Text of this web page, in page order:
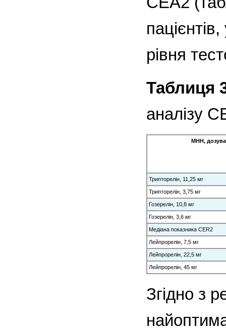
рівня
Таблиця
аналізу
МНН,
Трипторелін, 11,25 мг
Трипторелін, 3,75 мг
Гозерелін, 10,8 мг
Гозерелін, 3,6 мг
Медіана показника CER2
Лейпрорелін, 7,5 мг
Лейпрорелін, 22,5 мг
Лейпрорелін, 45 мг
Згідно з